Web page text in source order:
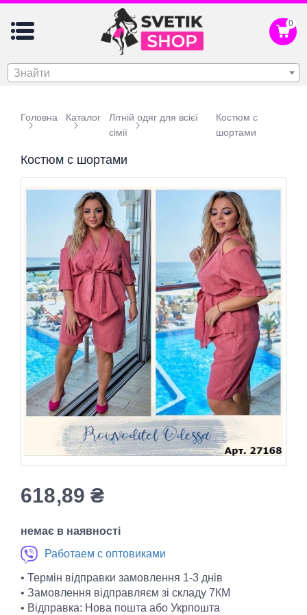
0
Знайти
Головна Каталог
Літній одяг для всієї
сімії
Костюм с
шортами
Костюм с шортами
618,89₴
немає в наявності
Работаем с оптовиками
• Термін відправки замовлення 1-3 днів
• Замовлення відправляєм зі складу 7КМ
• Відправка: Нова пошта або Укрпошта